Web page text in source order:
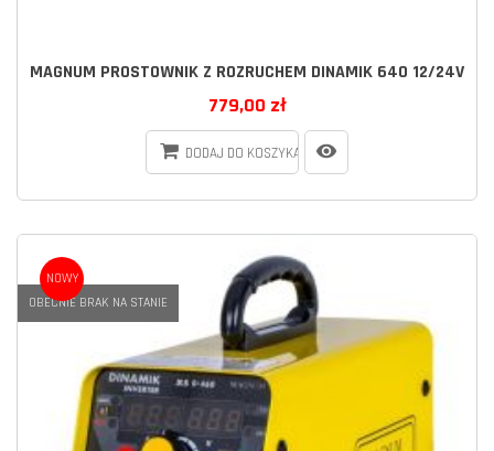
MAGNUM PROSTOWNIK Z ROZRUCHEM DINAMIK 640 12/24V
779,00 zł
DODAJ DO KOSZYKA
NOWY
OBECNIE BRAK NA STANIE